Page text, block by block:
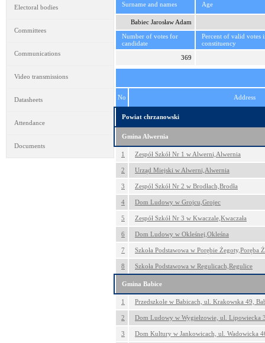
Electoral bodies
Committees
Communications
Video transmissions
Datasheets
Attendance
Documents
Surname and names Age
Babiec Jarosław Adam
Number of votes for
candidate
Percent of valid votes
constituency
369
No Address
Powiat chrzanowski
Gmina Alwernia
1 Zespół Szkół Nr 1 w Alwerni,Alwernia
2 Urząd Miejski w Alwerni,Alwernia
3 Zespól Szkół Nr 2 w Brodłach,Brodła
4 Dom Ludowy w Grojcu,Grojec
5 Zespół Szkół Nr 3 w Kwaczale,Kwaczała
6 Dom Ludowy w Okleśnej,Okleśna
7 Szkoła Podstawowa w Porębie Żegoty,Poręba
8 Szkoła Podstawowa w Regulicach,Regulice
Gmina Babice
1 Przedszkole w Babicach, ul. Krakowska 49,
2 Dom Ludowy w Wygiełzowie, ul. Lipowiecka
3 Dom Kultury w Jankowicach, ul. Wadowicka